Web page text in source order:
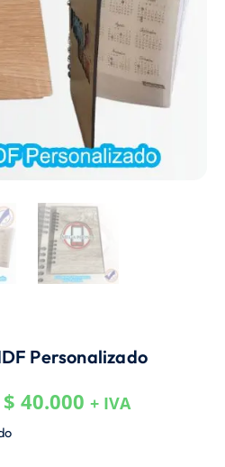
Personalizado
$ 40.000 + IVA